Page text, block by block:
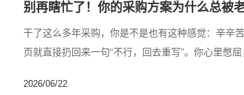
别再瞎忙了！你的采购方案为什么总被
干了这么多年采购，你是不是也有这种感觉：辛辛
页就直接扔回来一句“不行，回去重写”。你心里憋
2026/06/22